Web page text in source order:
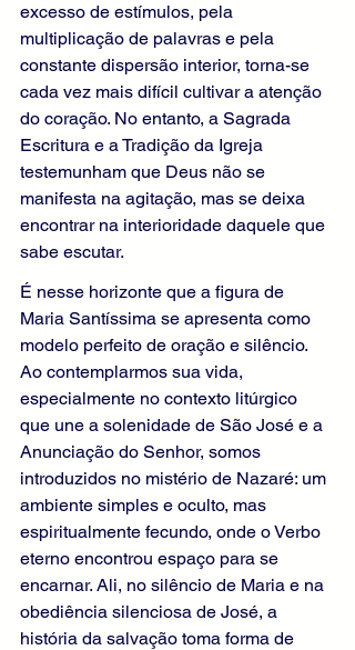
excesso de estímulos, pela
multiplicação de palavras e pela
constante dispersão interior, torna-se
cada vez mais difícil cultivar a atenção
do coração. No entanto, a Sagrada
Escritura e a Tradição da Igreja
testemunham que Deus não se
manifesta na agitação, mas se deixa
encontrar na interioridade daquele que
sabe escutar.
É nesse horizonte que a figura de
Maria Santíssima se apresenta como
modelo perfeito de oração e silêncio.
Ao contemplarmos sua vida,
especialmente no contexto litúrgico
que une a solenidade de São José e a
Anunciação do Senhor, somos
introduzidos no mistério de Nazaré: um
ambiente simples e oculto, mas
espiritualmente fecundo, onde o Verbo
eterno encontrou espaço para se
encarnar. Ali, no silêncio de Maria e na
obediência silenciosa de José, a
história da salvação toma forma de